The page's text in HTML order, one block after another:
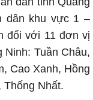
dân khu vực 1 –
đối với 11 đơn vị
Ninh: Tuần Châu,
Cao Xanh, Hồng
Thống Nhất.